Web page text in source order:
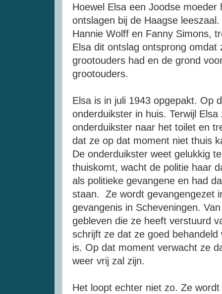
Hoewel Elsa een Joodse
ontslagen bij de Haagse
Hannie Wolff en Fanny Simons,
Elsa dit ontslag ontsprong omdat
grootouders had en de grond
grootouders.
Elsa is in juli 1943 opgepakt. Op
onderduikster in huis. Terwijl
onderduikster naar het toilet en
dat ze op dat moment niet thuis
De onderduikster weet gelukkig
thuiskomt, wacht de politie haar
als politieke gevangene en had
staan. Ze wordt gevangengezet
gevangenis in Scheveningen.
gebleven die ze heeft verstuurd
schrijft ze dat ze goed
is. Op dat moment verwacht ze
weer vrij zal zijn.
Het loopt echter niet zo. Ze